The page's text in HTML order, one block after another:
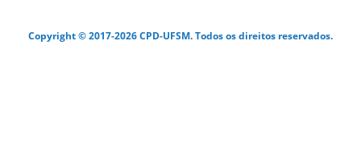
Copyright © 2017-2026 CPD-UFSM. Todos os direitos reservados.